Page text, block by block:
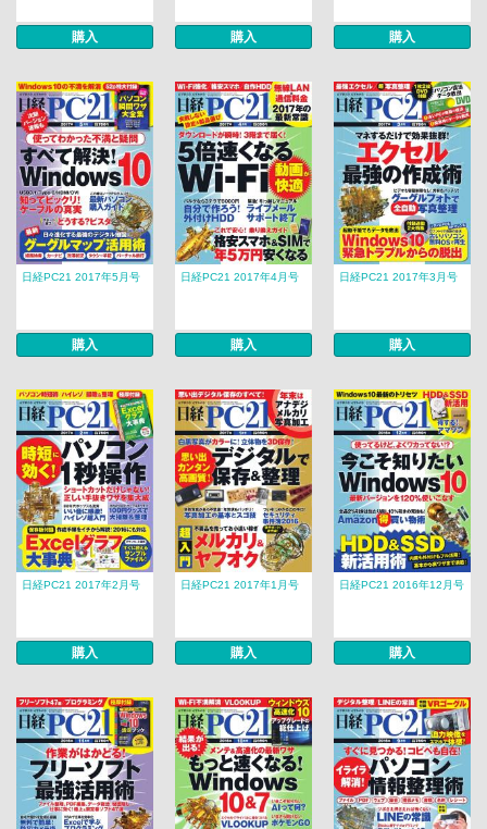
購入 購入 購入
日経PC21 2017年5月号
購入
日経PC21 2017年4月号
購入
日経PC21 2017年3月号
購入
日経PC21 2017年2月号
購入
日経PC21 2017年1月号
購入
日経PC21 2016年12月号
購入